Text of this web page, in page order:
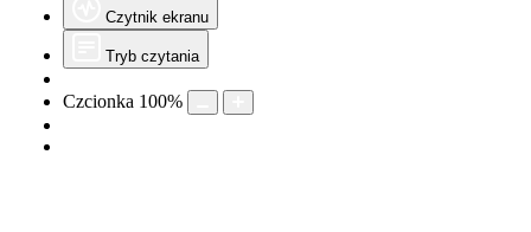
Czytnik ekranu
Tryb czytania
Czcionka 100%